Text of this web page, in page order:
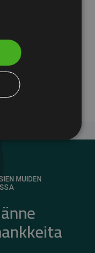
investoinnit
–
MUIDEN